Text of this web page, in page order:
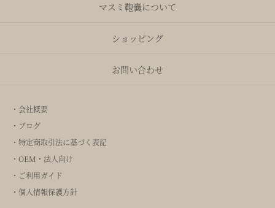
マスミ鞄嚢について
ショッピング
お問い合わせ
・会社概要
・ブログ
・特定商取引法に基づく表記
・OEM・法人向け
・ご利用ガイド
・個人情報保護方針